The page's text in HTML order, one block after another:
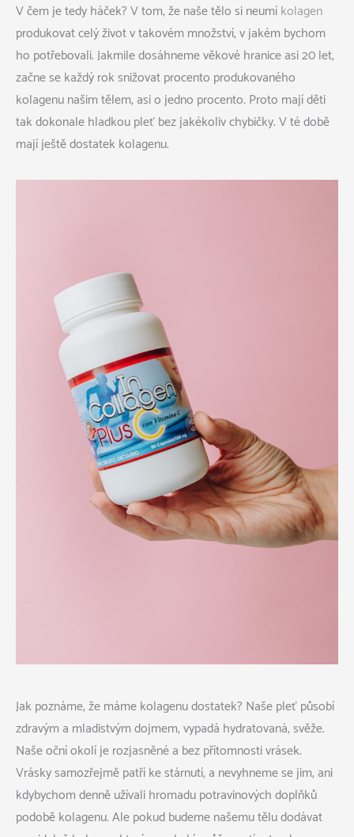
V čem je tedy háček? V tom, že naše tělo si neumíkolagen
produkovat celý život v takovém množství, v jakém bychom
ho potřebovali. Jakmile dosáhneme věkové hranice asi 20 let,
začne se každý rok snižovat procento produkovaného
kolagenu našim tělem, asi o jedno procento. Proto mají děti
tak dokonale hladkou pleť bez jakékoliv chybičky. V té době
mají ještě dostatek kolagenu.
Jak poznáme, že máme kolagenu dostatek? Naše pleť působí
zdravým a mladistvým dojmem, vypadá hydratovaná, svěže.
Naše oční okolí je rozjasněné a bez přítomnosti vrásek.
Vrásky samozřejmě patří ke stárnutí, a nevyhneme se jim, ani
kdybychom denně užívali hromadu potravinových doplňků
podobě kolagenu. Ale pokud budeme našemu tělu dodávat